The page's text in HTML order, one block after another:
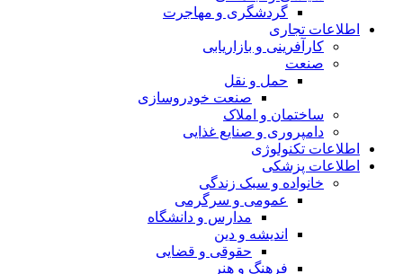
گردشگری و مهاجرت
اطلاعات تجاری
کارآفرینی و بازاریابی
صنعت
حمل و نقل
صنعت خودروسازی
ساختمان و املاک
دامپروری و صنایع غذایی
اطلاعات تکنولوژی
اطلاعات پزشکی
خانواده و سبک زندگی
عمومی و سرگرمی
مدارس و دانشگاه
اندیشه و دین
حقوقی و قضایی
فرهنگ و هنر